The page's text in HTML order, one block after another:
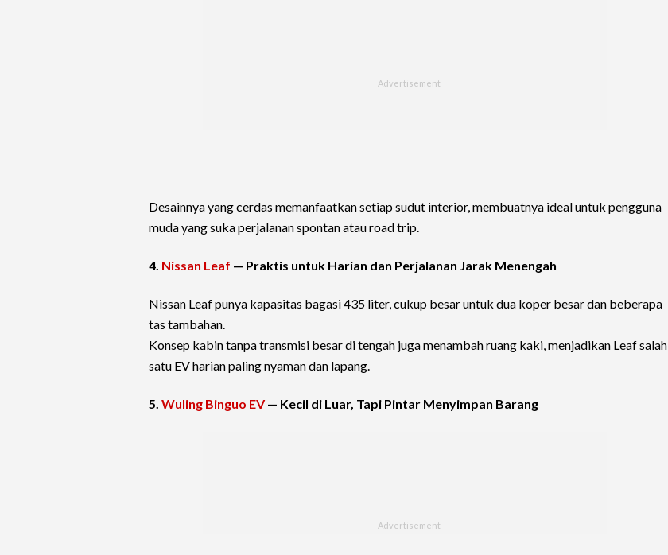
Desainnya yang cerdas memanfaatkan setiap sudut interior, membuatnya ideal untuk pengguna
muda yang suka perjalanan spontan atau road trip.
4. Nissan Leaf — Praktis untuk Harian dan Perjalanan Jarak Menengah
Nissan Leaf punya kapasitas bagasi 435 liter, cukup besar untuk dua koper besar dan beberapa
tas tambahan.
Konsep kabin tanpa transmisi besar di tengah juga menambah ruang kaki, menjadikan Leaf salah
satu EV harian paling nyaman dan lapang.
5. Wuling Binguo EV— Kecil di Luar, Tapi Pintar Menyimpan Barang